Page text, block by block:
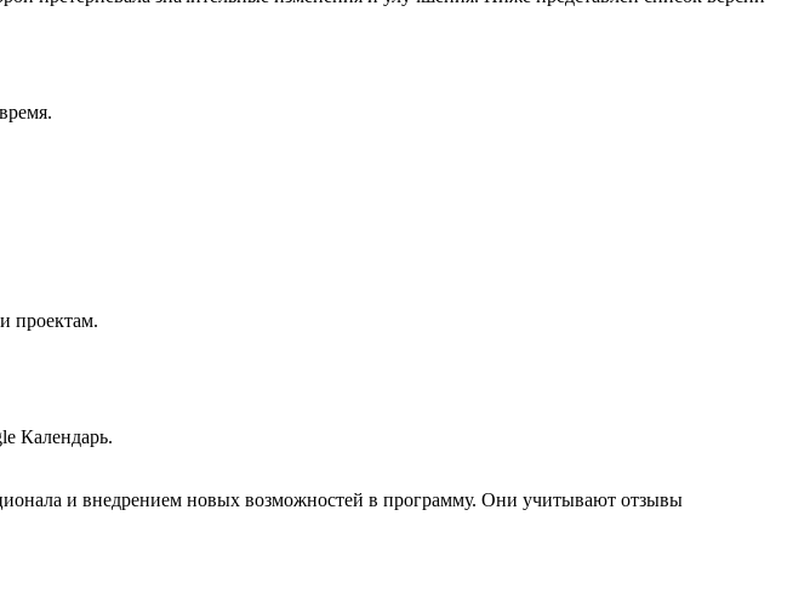
проектам.
Календарь.
и внедрением новых возможностей в программу. Они учитывают отзывы